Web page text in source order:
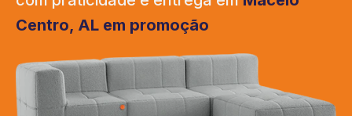
Centro, AL em promoção